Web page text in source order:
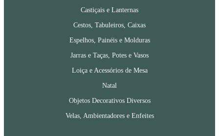
Castiçais e Lanternas
Cestos, Tabuleiros, Caixas
Espelhos, Painéis e Molduras
Jarras e Taças, Potes e Vasos
Loiça e Acessórios de Mesa
Natal
Objetos Decorativos Diversos
Velas, Ambientadores e Enfeites